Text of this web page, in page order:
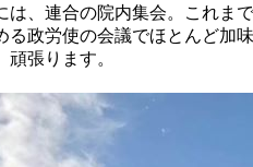
は、連合の院内集会。これま
る政労使の会議でほとんど加
張ります。